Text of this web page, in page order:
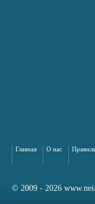
Главная О нас Правила
© 2009 - 2026
сайта